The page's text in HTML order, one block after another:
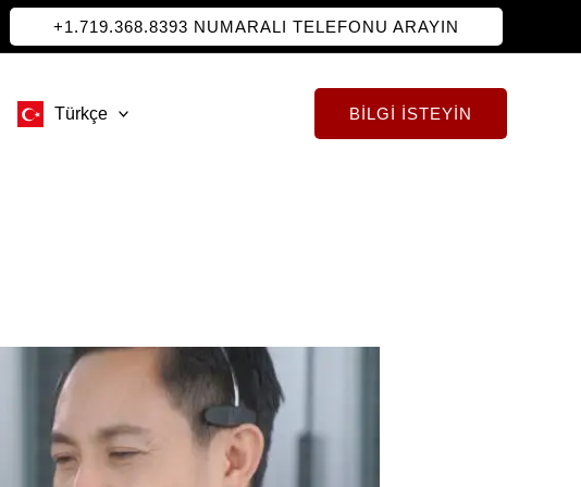
+1.719.368.8393 NUMARALI TELEFONU ARAYIN
Türkçe BILGI İSTEYIN